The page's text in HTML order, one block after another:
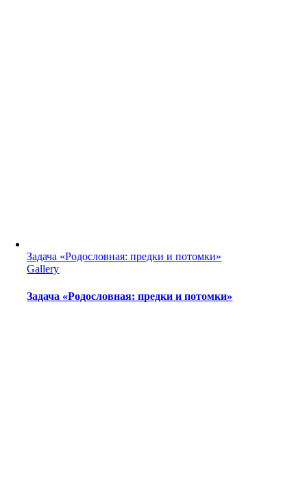
Задача «Родословная: предки и потомки»
Gallery
Задача «Родословная: предки и потомки»